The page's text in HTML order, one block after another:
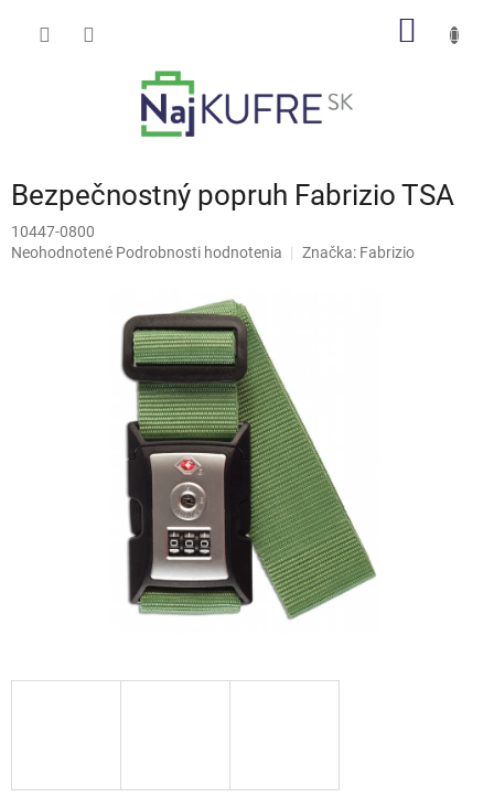
Bezpečnostný popruh Fabrizio TSA
10447-0800
Priemerné
Neohodnotené Podrobnosti hodnotenia Značka: Fabrizio